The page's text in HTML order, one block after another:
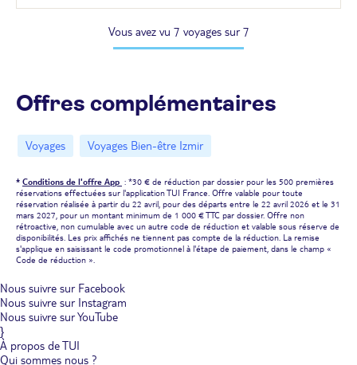
Vous avez vu 7 voyages sur 7
Offres complémentaires
Voyages Voyages Bien-être Izmir
* Conditions de l'offre App : *30 € de réduction par dossier pour les 500 premières
réservations effectuées sur l'application TUI France. Offre valable pour toute
réservation réalisée à partir du 22 avril, pour des départs entre le 22 avril 2026 et le 31
mars 2027, pour un montant minimum de 1 000 € TTC par dossier. Offre non
rétroactive, non cumulable avec un autre code de réduction et valable sous réserve de
disponibilités. Les prix affichés ne tiennent pas compte de la réduction. La remise
s'applique en saisissant le code promotionnel à l'étape de paiement, dans le champ «
Code de réduction ».
Nous suivre sur Facebook
Nous suivre sur Instagram
Nous suivre sur YouTube
}
À propos de TUI
Qui sommes nous ?